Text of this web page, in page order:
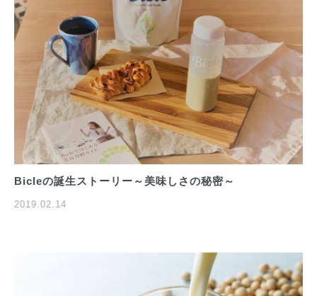
Bicleの誕生ストーリー～美味しさの秘密～
2019.02.14